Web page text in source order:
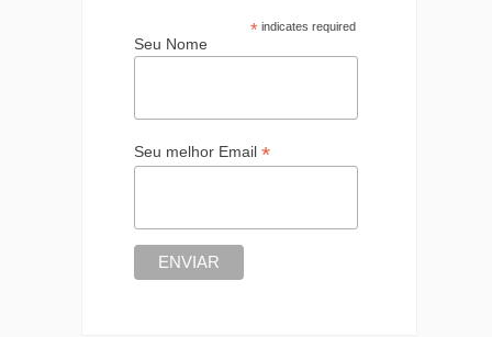
*indicates required
Seu Nome
Seu melhor Email *